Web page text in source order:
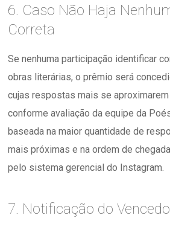
6. Caso Não Haja
Correta
Se nenhuma participação identificar
obras literárias, o prêmio será
cujas respostas mais se
conforme avaliação da equipe da
baseada na maior quantidade de
mais próximas e na ordem de
pelo sistema gerencial do Instagram.
7. Notificação do